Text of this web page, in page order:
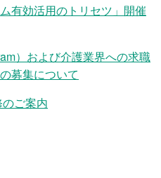
有効活用のトリセツ」開催
）および介護業界への求職
募集について
ご案内